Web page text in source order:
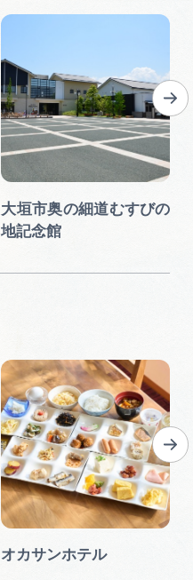
大垣市奥の細道むすびの
地記念館
オカサンホテル